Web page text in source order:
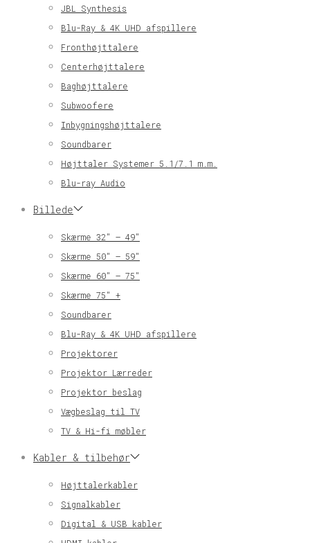
JBL Synthesis
Blu-Ray & 4K UHD afspillere
Fronthøjttalere
Centerhøjttalere
Baghøjttalere
Subwoofere
Inbygningshøjttalere
Soundbarer
Højttaler Systemer 5.1/7.1 m.m.
Blu-ray Audio
Billede
Skærme 32″ – 49″
Skærme 50″ – 59″
Skærme 60″ – 75″
Skærme 75″ +
Soundbarer
Blu-Ray & 4K UHD afspillere
Projektorer
Projektor Lærreder
Projektor beslag
Vægbeslag til TV
TV & Hi-fi møbler
Kabler & tilbehør
Højttalerkabler
Signalkabler
Digital & USB kabler